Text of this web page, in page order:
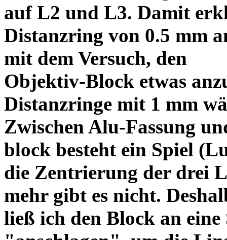
auf L2 und L3. Damit
Distanzring von 0.5 mm
mit dem Versuch, den
Objektiv-Block etwas
Distanzringe mit 1 mm
Zwischen Alu-Fassung
block besteht ein Spiel
die Zentrierung der drei
mehr gibt es nicht.
ließ ich den Block an eine